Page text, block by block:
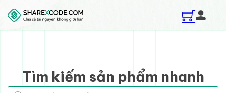
Skip to main content
Skip to footer
Tìm kiếm sản phẩm nhanh
Tìm kiếm sản phẩm